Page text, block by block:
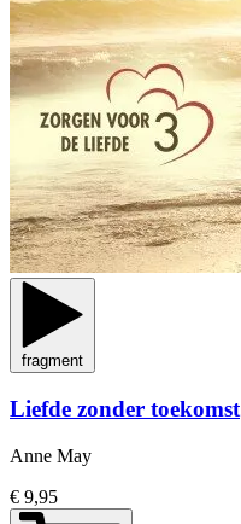
fragment
Liefde zonder toekomst
Anne May
€ 9,95